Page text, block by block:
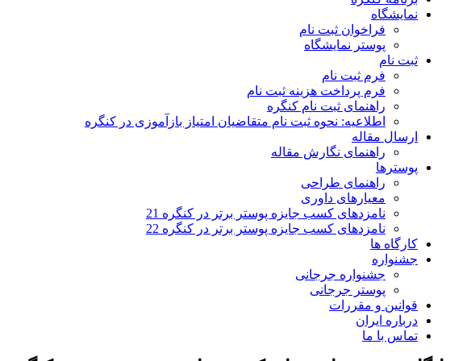
نمایشگاه
فراخوان ثبت نام
پوستر نمایشگاه
ثبت نام
فرم ثبت نام
فرم پرداخت هزینه ثبت نام
راهنمای ثبت نام کنگره
اطلاعیه: نحوه ثبت نام متقاضیان امتیاز بازآموزی در کنگره
ارسال مقاله
راهنمای نگارش مقاله
پوسترها
راهنمای طراحی
معیارهای داوری
نامزدهای کسب جایزه پوستر برتر در کنگره 21
نامزدهای کسب جایزه پوستر برتر در کنگره 22
کارگاه ها
جشنواره
جشنواره جرجانی
پوستر جرجانی
قوانین و مقررات
درباره ایران
تماس با ما